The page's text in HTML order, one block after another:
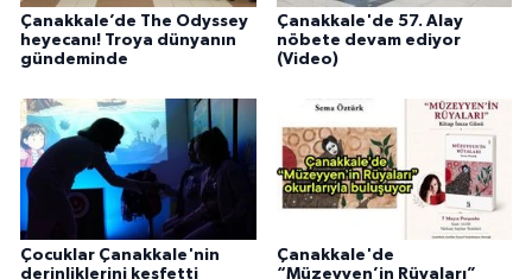
Çanakkale’de The Odyssey
heyecanı! Troya dünyanın
gündeminde
Çanakkale'de 57. Alay
nöbete devam ediyor
(Video)
Çocuklar Çanakkale'nin
derinliklerini keşfetti
Çanakkale'de
“Müzeyyen’in Rüyaları”